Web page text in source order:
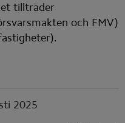
tillträder
och FMV)
2025